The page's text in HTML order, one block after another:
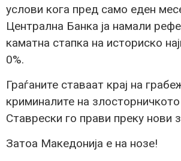
услови кога пред само еден
Централна Банка ја намали
каматна стапка на историско
0%.
Граѓаните ставаат крај на
криминалите на
Ставрески го прави преку нови
Затоа Македонија е на нозе!